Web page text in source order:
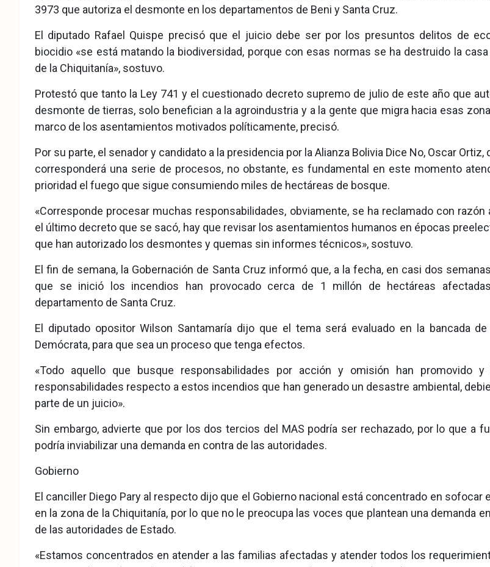
3973 que autoriza el desmonte en los departamentos de Beni y Santa Cruz.
El diputado Rafael Quispe precisó que el juicio debe ser por los presuntos delitos de
biocidio «se está matando la biodiversidad, porque con esas normas se ha destruido la casa
de la Chiquitanía», sostuvo.
Protestó que tanto la Ley 741 y el cuestionado decreto supremo de julio de este año que
desmonte de tierras, solo benefician a la agroindustria y a la gente que migra hacia esas
marco de los asentamientos motivados políticamente, precisó.
Por su parte, el senador y candidato a la presidencia por la Alianza Bolivia Dice No, Oscar Ortiz,
corresponderá una serie de procesos, no obstante, es fundamental en este momento
prioridad el fuego que sigue consumiendo miles de hectáreas de bosque.
«Corresponde procesar muchas responsabilidades, obviamente, se ha reclamado con razón
el último decreto que se sacó, hay que revisar los asentamientos humanos en épocas
que han autorizado los desmontes y quemas sin informes técnicos», sostuvo.
El fin de semana, la Gobernación de Santa Cruz informó que, a la fecha, en casi dos
que se inició los incendios han provocado cerca de 1 millón de hectáreas
departamento de Santa Cruz.
El diputado opositor Wilson Santamaría dijo que el tema será evaluado en la bancada de
Demócrata, para que sea un proceso que tenga efectos.
«Todo aquello que busque responsabilidades por acción y omisión han promovido y
responsabilidades respecto a estos incendios que han generado un desastre ambiental,
parte de un juicio».
Sin embargo, advierte que por los dos tercios del MAS podría ser rechazado, por lo que a
podría inviabilizar una demanda en contra de las autoridades.
Gobierno
El canciller Diego Pary al respecto dijo que el Gobierno nacional está concentrado en sofocar
en la zona de la Chiquitanía, por lo que no le preocupa las voces que plantean una demanda
de las autoridades de Estado.
«Estamos concentrados en atender a las familias afectadas y atender todos los